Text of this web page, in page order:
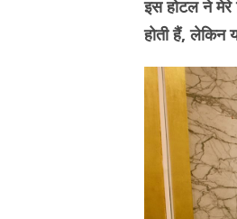
इस होटल ने मेरे
होती हैं, लेकिन